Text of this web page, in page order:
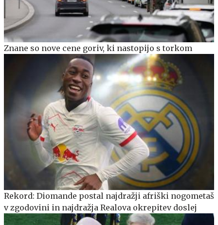
Znane so nove cene goriv, ki nastopijo s torkom
Rekord: Diomande postal najdražji afriški nogometaš
v zgodovini in najdražja Realova okrepitev doslej